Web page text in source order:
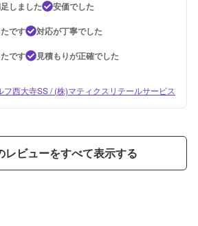
しました
安価でした
です
対応が丁寧でした
です
見積もりが正確でした
フ西大寺SS / (株)マティクスリテールサービス
レビューをすべて表示する